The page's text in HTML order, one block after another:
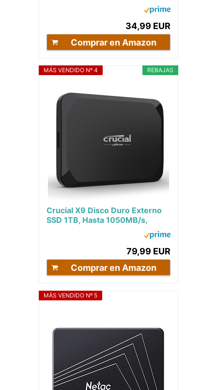
34,99 EUR
Comprar en Amazon
REBAJAS
MÁS VENDIDO Nº 4
Crucial X9 Disco Duro Externo
SSD 1TB, Hasta 1050MB/s,
79,99 EUR
Comprar en Amazon
MÁS VENDIDO Nº 5